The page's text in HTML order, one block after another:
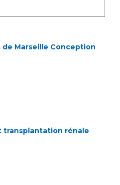
Marseille Conception
transplantation rénale